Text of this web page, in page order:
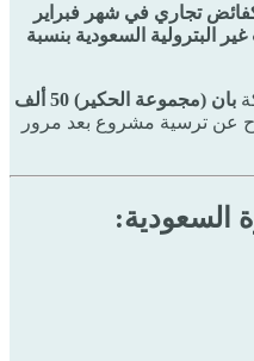
ريال كفائض تجاري في شهر فبراير
البترولية السعودية بنسبة
بان (مجموعة الحكير)
50 ألف
عن ترسية مشروع بعد مرور
السعودية: